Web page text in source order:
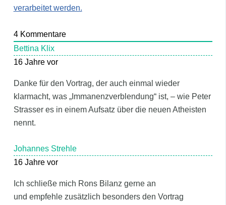
verarbeitet werden.
4Kommentare
Bettina Klix
16 Jahre vor
Danke für den Vortrag, der auch einmal wieder
klarmacht, was „Immanenzverblendung“ ist, – wie Peter
Strasser es in einem Aufsatz über die neuen Atheisten
nennt.
Johannes Strehle
16 Jahre vor
Ich schließe mich Rons Bilanz gerne an
und empfehle zusätzlich besonders den Vortrag